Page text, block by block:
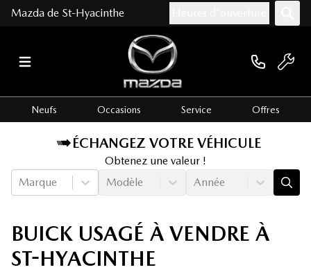
Mazda de St-Hyacinthe
Neufs Occasions Service Offres
ÉCHANGEZ VOTRE VÉHICULE
Obtenez une valeur !
Marque
Modèle Année
BUICK USAGÉ À VENDRE À
ST-HYACINTHE